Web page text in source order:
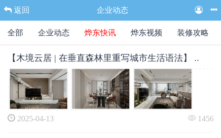
返回 企业动态
全部 企业动态 烨东快讯 烨东视频 装修攻略
【木境云居 | 在垂直森林里重写城市生活语法】 ..
2025-04-13 1456